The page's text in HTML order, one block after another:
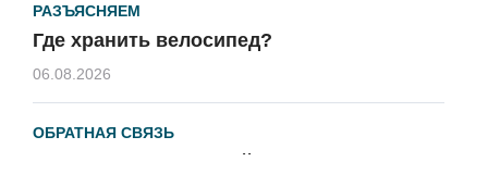
РАЗЪЯСНЯЕМ
Где хранить велосипед?
06.08.2026
ОБРАТНАЯ СВЯЗЬ
Администрация онлайн